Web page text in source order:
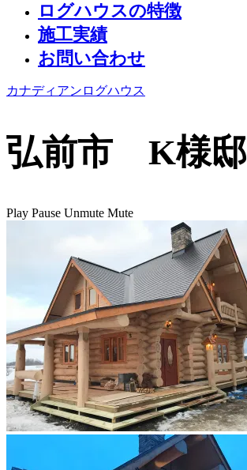
ログハウスの特徴
施工実績
お問い合わせ
カナディアンログハウス
弘前市 K様邸
Play Pause Unmute Mute